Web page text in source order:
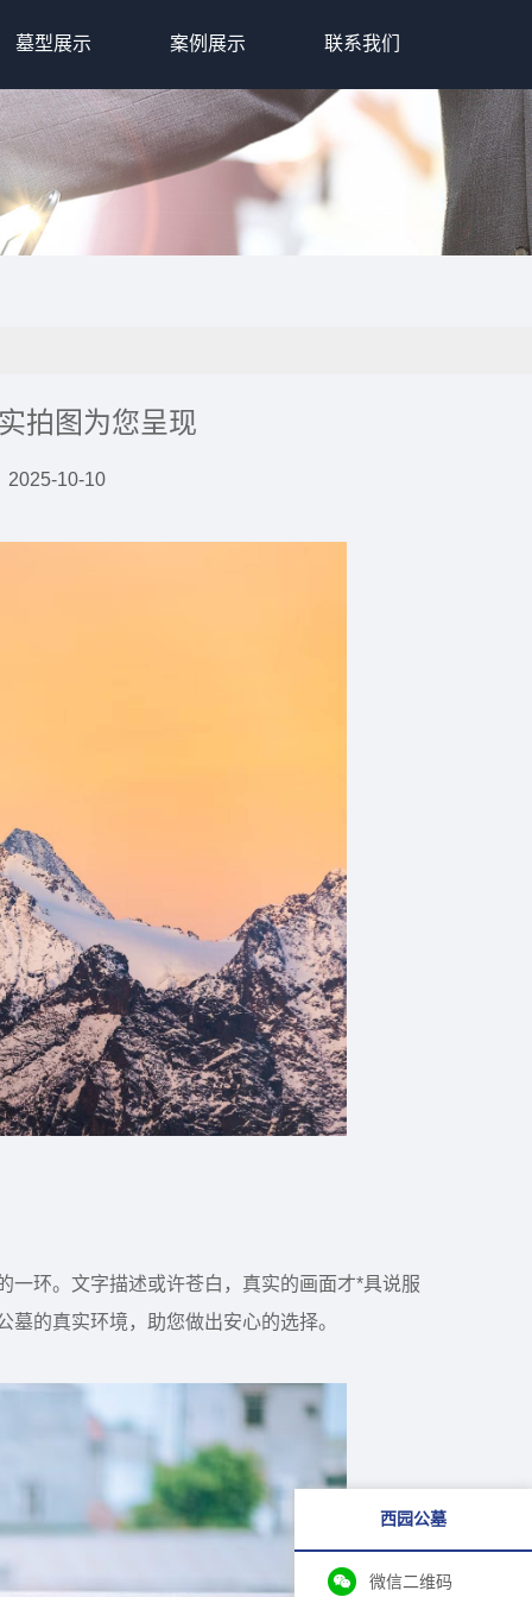
墓型展示 案例展示 联系我们
拍图为您呈现
2025-10-10
一环。文字描述或许苍白，真实的画面才*具说服
的真实环境，助您做出安心的选择。
西园公墓
微信二维码